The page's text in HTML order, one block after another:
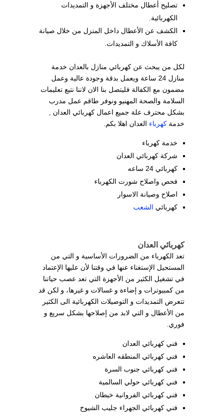
تصليح أعطال مختلف الأجهزة و التمديدات
الكهربائية.
الكشف عن الأعطال داخل المنزل من خلال صيانة
كافة الأسلاك و التمديدات.
لكل من يبحث عن كهربائي منازل بالعدان خدمة
منازل 24 ساعة ويعمل بدقة وجودة عالية وعمل
مضمون مع الكفالة فليتصل بنا الان لاننا نتبع تعليمات
السلامة والصحة المهنيو ونوفر طاقم عمل مدرب
بشكل محترف علة جميع اعمال كهربائي العدان ,
خدمة كهرباء العدان اهلا بكم.
خدمة كهرباء
شركة كهربائي العدان
كهربائي 24 ساعه
فحص واصلاح شورت الكهرباء
اصلاح وصيانة الاسوار
كهربائي الشعب
كهربائي العدان
تعد الكهرباء من الضرورات الأساسية و التي من
المستحيل الإستغناء عنها في وقتنا لأن عليها الإعتماد
في تشغيل الكثير من الأجهزة التي تعد عصب حياتنا
من كمبيوترات و إضاءة و غسالات و غيرها، و لكن قد
تتعرض التمديدات و التوصيلات الكهربائية الى الكثير
من الأعطال و التي لابد من إصلاحها بشكل سريع و
فوري.
فني كهربائي العدان
فني كهربائي المنطقه العاشره
فني كهربائي جنوب السرة
فني كهربائي حولي السالمية
فني كهربائي الفروانية خيطان
فني كهربائي الجهراء جليب الشيوخ